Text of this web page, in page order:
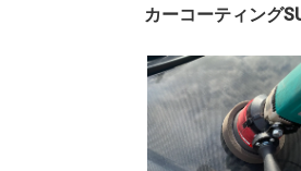
カーコーティング